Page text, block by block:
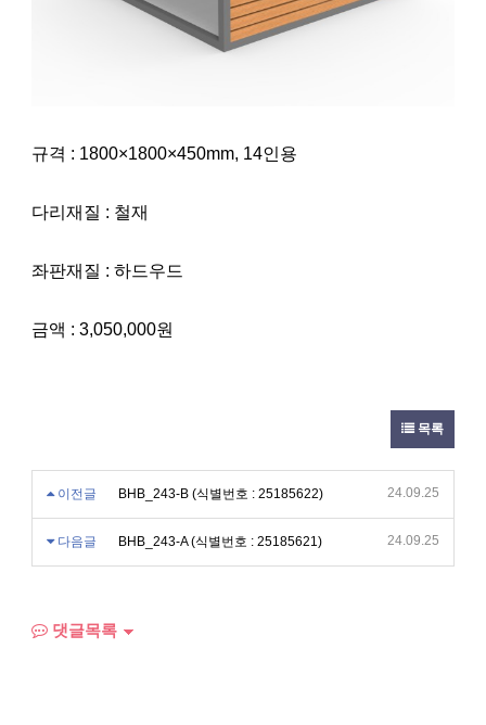
규격 : 1800×1800×450mm, 14인용
다리재질 : 철재
좌판재질 : 하드우드
금액 : 3,050,000원
목록
이전글 BHB_243-B (식별번호 : 25185622) 24.09.25
다음글 BHB_243-A (식별번호 : 25185621) 24.09.25
댓글목록